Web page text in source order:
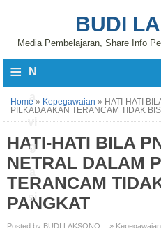
BUDI
Media Pembelajaran, Share Info
≡ N
vi
g
a
si
Home » Kepegawaian » HATI-HATI
PILKADA AKAN TERANCAM TIDAK
HATI-HATI BILA
NETRAL DALAM
TERANCAM
PANGKAT
Posted by BUDI LAKSONO » Kepegawaian